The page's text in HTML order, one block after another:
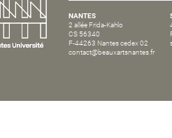
NANTES
2 allée Frida-Kahlo
CS 56340
F-44263 Nantes cedex 02
contact@beauxartsnantes.fr